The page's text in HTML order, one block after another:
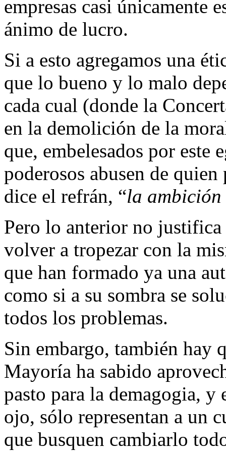
empresas casi únicamente
ánimo de lucro.
Si a esto agregamos una
que lo bueno y lo malo
cada cual (donde la
en la demolición de la
que, embelesados por este
poderosos abusen de quien
dice el refrán, “la ambición
Pero lo anterior no
volver a tropezar con la
que han formado ya una
como si a su sombra se
todos los problemas.
Sin embargo, también hay
Mayoría ha sabido
pasto para la demagogia, y
ojo, sólo representan a un
que busquen cambiarlo